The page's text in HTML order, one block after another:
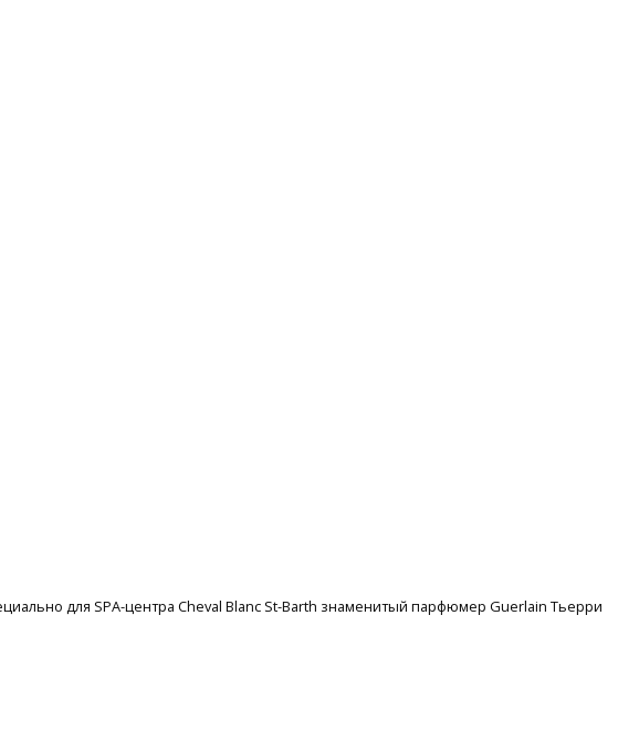
для SPA-центра Cheval Blanc St-Barth знаменитый парфюмер Guerlain Тьерри